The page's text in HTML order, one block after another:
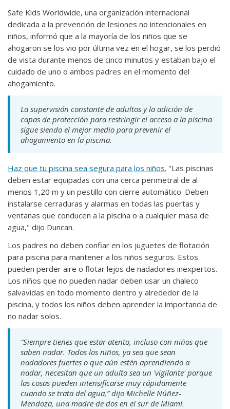
Safe Kids Worldwide, una organización internacional
dedicada a la prevención de lesiones no intencionales en
niños, informó que a la mayoría de los niños que se
ahogaron se los vio por última vez en el hogar, se los perdió
de vista durante menos de cinco minutos y estaban bajo el
cuidado de uno o ambos padres en el momento del
ahogamiento.
La supervisión constante de adultos y la adición de
capas de protección para restringir el acceso a la piscina
sigue siendo el mejor medio para prevenir el
ahogamiento en la piscina.
Haz que tu piscina sea segura para los niños. "Las piscinas
deben estar equipadas con una cerca perimetral de al
menos 1,20 m y un pestillo con cierre automático. Deben
instalarse cerraduras y alarmas en todas las puertas y
ventanas que conducen a la piscina o a cualquier masa de
agua," dijo Duncan.
Los padres no deben confiar en los juguetes de flotación
para piscina para mantener a los niños seguros. Estos
pueden perder aire o flotar lejos de nadadores inexpertos.
Los niños que no pueden nadar deben usar un chaleco
salvavidas en todo momento dentro y alrededor de la
piscina, y todos los niños deben aprender la importancia de
no nadar solos.
“Siempre tienes que estar atento, incluso con niños que
saben nadar. Todos los niños, ya sea que sean
nadadores fuertes o que aún estén aprendiendo a
nadar, necesitan que un adulto sea un 'vigilante' porque
las cosas pueden intensificarse muy rápidamente
cuando se trata del agua,” dijo Michelle Núñez-
Mendoza, una madre de dos en el sur de Miami.